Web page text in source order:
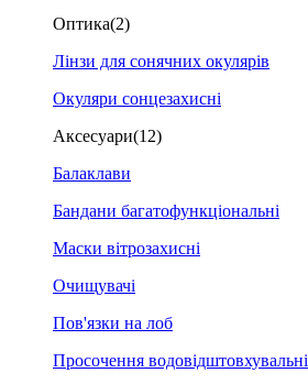
Оптика(2)
Лінзи для сонячних окулярів
Окуляри сонцезахисні
Аксесуари(12)
Балаклави
Бандани багатофункціональні
Маски вітрозахисні
Очищувачі
Пов'язки на лоб
Просочення водовідштовхувальні